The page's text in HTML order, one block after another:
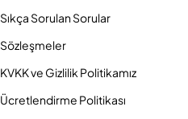
Sıkça Sorulan Sorular
Sözleşmeler
KVKK ve Gizlilik Politikamız
Ücretlendirme Politikası